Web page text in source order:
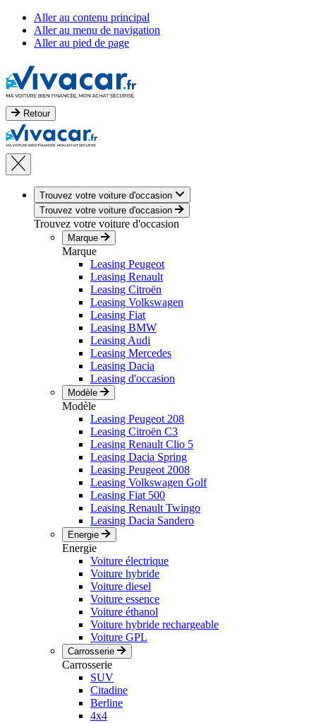
Aller au contenu principal
Aller au menu de navigation
Aller au pied de page
Retour
Trouvez votre voiture d'occasion
Trouvez votre voiture d'occasion
Trouvez votre voiture d'occasion
Marque
Marque
Leasing Peugeot
Leasing Renault
Leasing Citroën
Leasing Volkswagen
Leasing Fiat
Leasing BMW
Leasing Audi
Leasing Mercedes
Leasing Dacia
Leasing d'occasion
Modèle
Modèle
Leasing Peugeot 208
Leasing Citroën C3
Leasing Renault Clio 5
Leasing Dacia Spring
Leasing Peugeot 2008
Leasing Volkswagen Golf
Leasing Fiat 500
Leasing Renault Twingo
Leasing Dacia Sandero
Energie
Energie
Voiture électrique
Voiture hybride
Voiture diesel
Voiture essence
Voiture éthanol
Voiture hybride rechargeable
Voiture GPL
Carrosserie
Carrosserie
SUV
Citadine
Berline
4x4